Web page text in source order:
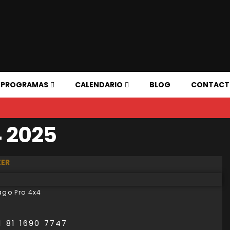
PROGRAMAS CALENDARIO BLOG
Pro 4x4
81 1690 7747